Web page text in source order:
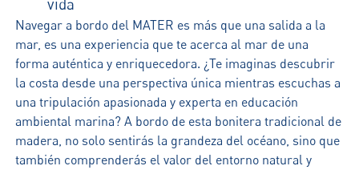
vida
Navegar a bordo del MATER es más que una salida a la
mar, es una experiencia que te acerca al mar de una
forma auténtica y enriquecedora. ¿Te imaginas descubrir
la costa desde una perspectiva única mientras escuchas a
una tripulación apasionada y experta en educación
ambiental marina? A bordo de esta bonitera tradicional de
madera, no solo sentirás la grandeza del océano, sino que
también comprenderás el valor del entorno natural y